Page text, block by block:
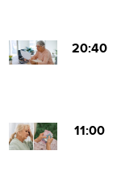
20:40
11:00